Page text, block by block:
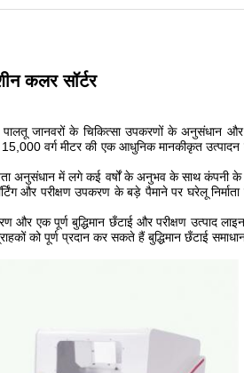
कलर सॉर्टर
जानवरों के चिकित्सा उपकरणों के अनुसंधान और
वर्ग मीटर की एक आधुनिक मानकीकृत उत्पादन
अनुसंधान में लगे कई वर्षों के अनुभव के साथ कंपनी
और परीक्षण उपकरण के बड़े पैमाने पर घरेलू
एक पूर्ण बुद्धिमान छँटाई और परीक्षण उत्पाद
को पूर्ण प्रदान कर सकते हैं बुद्धिमान छँटाई